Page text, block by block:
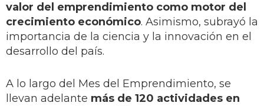
valor del emprendimiento como motor del
crecimiento económico. Asimismo, subrayó la
importancia de la ciencia y la innovación en el
desarrollo del país.
A lo largo del Mes del Emprendimiento, se
llevan adelante más de 120 actividades en